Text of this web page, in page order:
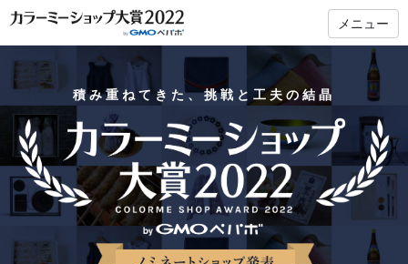
メニュー
積み重ねてきた、挑戦と工夫の結晶